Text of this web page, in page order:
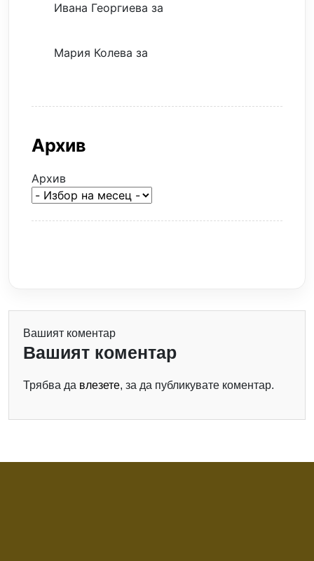
Ивана Георгиева за
Мария Колева за
Архив
Архив
Вашият коментар
Вашият коментар
Трябва да влезете, за да публикувате коментар.